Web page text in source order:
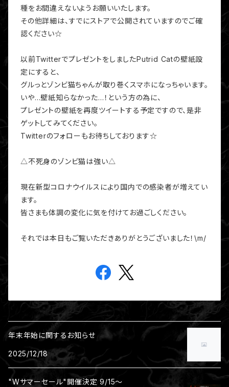
種をお間違えないようお願いいたします。
その他詳細は、すでにストアで公開されていますのでご確
認ください☆
以前TwitterでプレゼントをしましたPutrid Catの壁紙設
定にすると、
グルっとゾンビ猫ちゃんが取り巻くスマホになっちゃいます。
いや…壁紙知らなかった…！という方の為に、
プレゼントの壁紙を再度ツイートする予定ですので、是非
ゲットしてみてください。
Twitterのフォローもお待ちしております☆
△不死身のゾンビ猫は強い△
現在新型コロナウイルスにより国内での感染者が増えてい
ます。
皆さまも体調の変化に気を付けてお過ごしください。
それでは本日もご覧いただきありがとうございました！\m/
年末年始に関するお知らせ
2025/12/18
"Wサマーセール"開催決定 9/15～